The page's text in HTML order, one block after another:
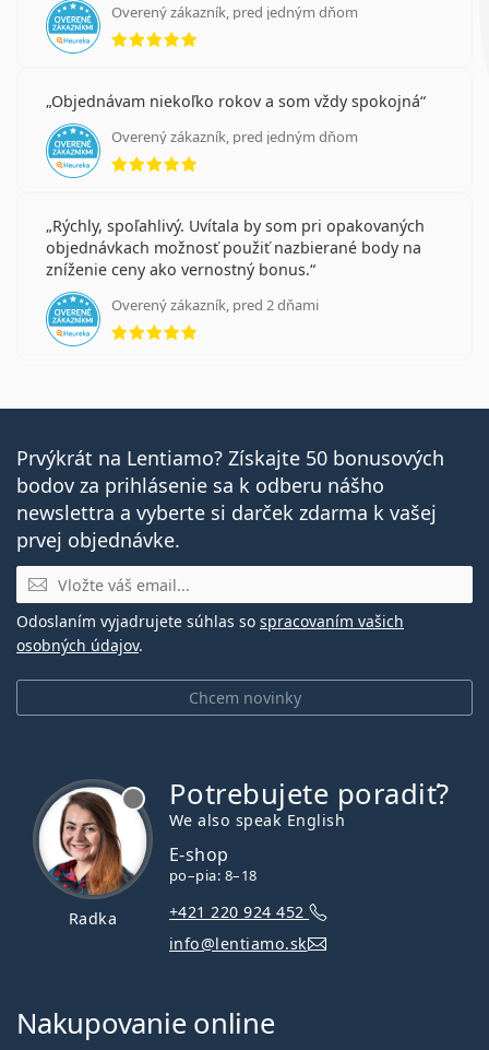
Overený zákazník, pred jedným dňom
hodnotenie 5 z 5
Objednávam niekoľko rokov a som vždy spokojná
Overený zákazník, pred jedným dňom
hodnotenie 5 z 5
Rýchly, spoľahlivý. Uvítala by som pri opakovaných
objednávkach možnosť použiť nazbierané body na
zníženie ceny ako vernostný bonus.
Overený zákazník, pred 2 dňami
hodnotenie 5 z 5
Prvýkrát na Lentiamo? Získajte 50 bonusových
bodov za prihlásenie sa k odberu nášho
newslettra a vyberte si darček zdarma k vašej
prvej objednávke.
E-mail
Chcem novinky
Odoslaním vyjadrujete súhlas so spracovaním vašich
osobných údajov.
Radka
Potrebujete poradiť?
We also speak English
E-shop
po–pia: 8–18
+421 220 924 452
info@lentiamo.sk
Nakupovanie online